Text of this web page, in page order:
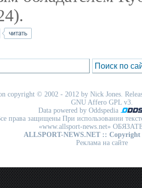
copyright © 2002 - 2012 by Nick Jones.
GNU Affero GPL v3.
Data powered by Oddspedia
права защищены При использовании
«www.allsport-news.net»
ALLSPORT-NEWS.NET :: Copyright
Реклама на сайте